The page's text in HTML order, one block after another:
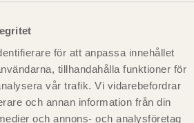
för att anpassa innehållet
tillhandahålla funktioner för
vår trafik. Vi vidarebefordrar
och annan information från din
och annons- och analysföretag